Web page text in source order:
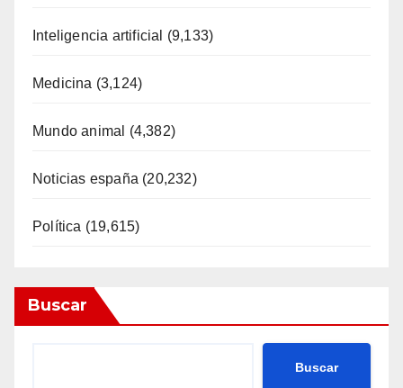
Inteligencia artificial (9,133)
Medicina (3,124)
Mundo animal (4,382)
Noticias españa (20,232)
Política (19,615)
Buscar
Buscar